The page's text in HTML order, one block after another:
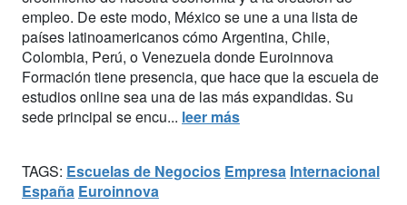
empleo. De este modo, México se une a una lista de
países latinoamericanos cómo Argentina, Chile,
Colombia, Perú, o Venezuela donde Euroinnova
Formación tiene presencia, que hace que la escuela de
estudios online sea una de las más expandidas. Su
sede principal se encu... leer más
TAGS: Escuelas de Negocios Empresa Internacional
España Euroinnova